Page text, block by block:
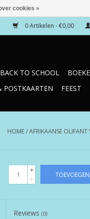
0 Artikelen - €0,00
BACK TO SCHOOL
POSTKAARTEN
FEEST
HOME/AFRIKAANSE
+
-
Reviews(0)
cookies »